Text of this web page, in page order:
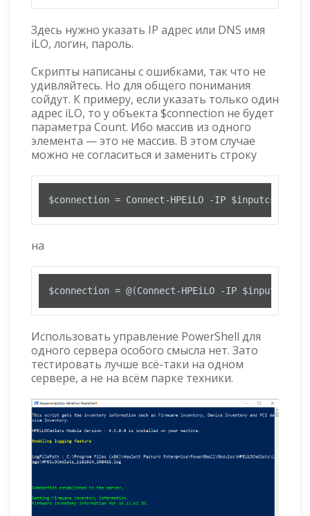
Здесь нужно указать IP адрес или DNS имя
iLO, логин, пароль.
Скрипты написаны с ошибками, так что не
удивляйтесь. Но для общего понимания
сойдут. К примеру, если указать только один
адрес iLO, то у объекта $connection не будет
параметра Count. Ибо массив из одного
элемента — это не массив. В этом случае
можно не согласиться и заменить строку
$connection = Connect-HPEiLO -IP $inputcsv.IP
на
$connection = @(Connect-HPEiLO -IP
Использовать управление PowerShell для
одного сервера особого смысла нет. Зато
тестировать лучше всё-таки на одном
сервере, а не на всём парке техники.